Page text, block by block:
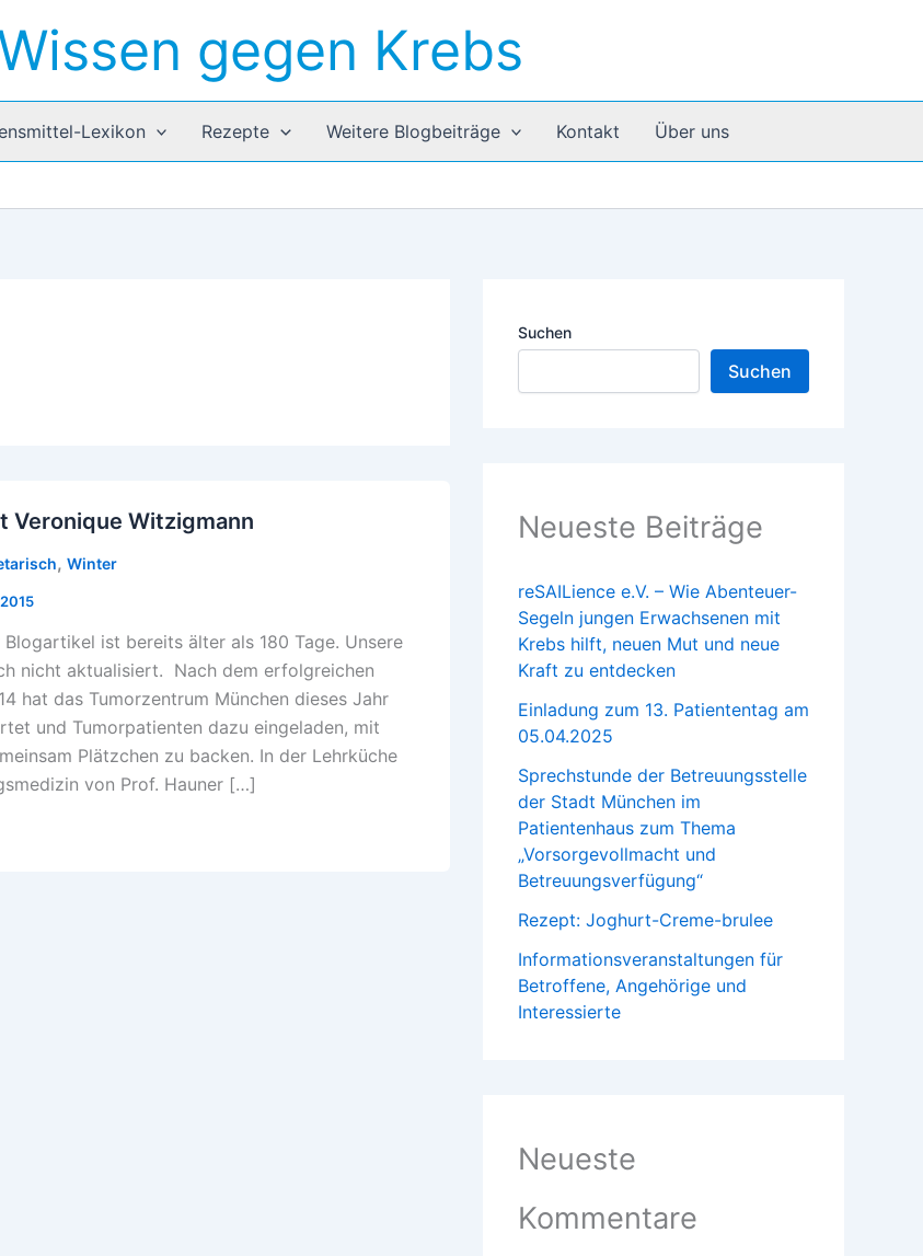
gegen Krebs
Lexikon Rezepte Weitere Blogbeiträge Kontakt Über uns
Veronique Witzigmann
, Winter
ist bereits älter als 180 Tage. Unsere
nicht aktualisiert. Nach dem erfolgreichen
hat das Tumorzentrum München dieses Jahr
und Tumorpatienten dazu eingeladen, mit
Plätzchen zu backen. In der Lehrküche
von Prof. Hauner […]
Suchen
Suchen
Neueste Beiträge
reSAILience e.V. – Wie Abenteuer-
Segeln jungen Erwachsenen mit
Krebs hilft, neuen Mut und neue
Kraft zu entdecken
Einladung zum 13. Patiententag am
05.04.2025
Sprechstunde der Betreuungsstelle
der Stadt München im
Patientenhaus zum Thema
„Vorsorgevollmacht und
Betreuungsverfügung“
Rezept: Joghurt-Creme-brulee
Informationsveranstaltungen für
Betroffene, Angehörige und
Interessierte
Neueste
Kommentare